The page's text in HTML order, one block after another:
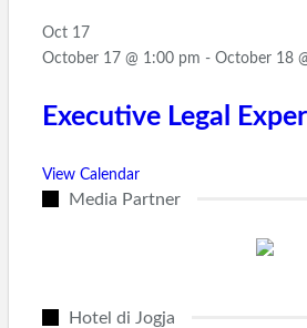
Oct 17
October 17 @ 1:00 pm - October 18
Executive Legal
View Calendar
Media Partner
Hotel di Jogja